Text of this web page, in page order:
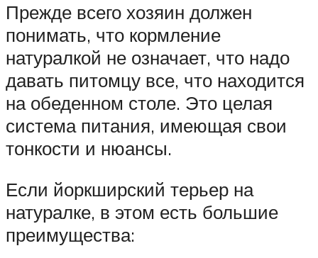
Прежде всего хозяин должен
понимать, что кормление
натуралкой не означает, что надо
давать питомцу все, что находится
на обеденном столе. Это целая
система питания, имеющая свои
тонкости и нюансы.
Если йоркширский терьер на
натуралке, в этом есть большие
преимущества: